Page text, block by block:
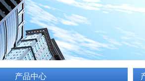
产品中心